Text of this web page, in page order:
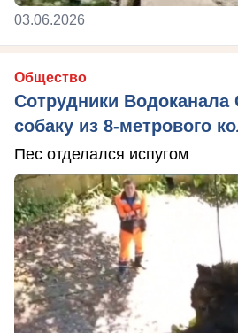
03.06.2026
Общество
Сотрудники Водоканала
собаку из 8-метрового
Пес отделался испугом